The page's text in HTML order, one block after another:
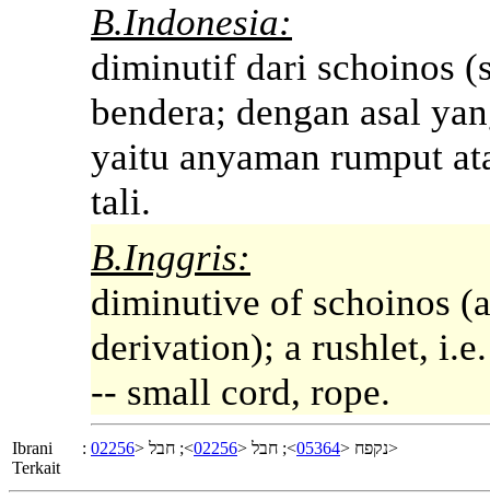
B.Indonesia:
diminutif dari schoinos
bendera; dengan asal
yaitu anyaman rumput
tali.
B.Inggris:
diminutive of schoinos
derivation); a rushlet,
-- small cord, rope.
Ibrani
Terkait
: נקפח <05364>; חבל <02256>; חבל <02256 >